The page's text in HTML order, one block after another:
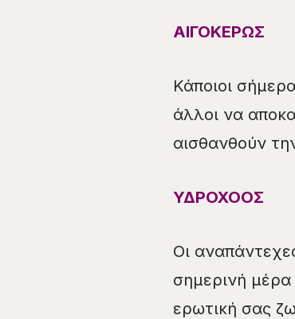
ΑΙΓΟΚΕΡΩΣ
Κάποιοι
άλλοι να
αισθανθούν
ΥΔΡΟΧΟΟΣ
Οι
σημερινή
ερωτική σας